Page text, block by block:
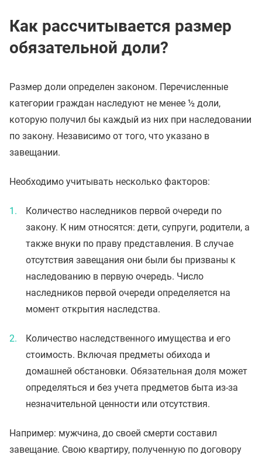
Как рассчитывается размер
обязательной доли?
Размер доли определен законом. Перечисленные
категории граждан наследуют не менее ½ доли,
которую получил бы каждый из них при наследовании
по закону. Независимо от того, что указано в
завещании.
Необходимо учитывать несколько факторов:
Количество наследников первой очереди по
закону. К ним относятся: дети, супруги, родители, а
также внуки по праву представления. В случае
отсутствия завещания они были бы призваны к
наследованию в первую очередь. Число
наследников первой очереди определяется на
момент открытия наследства.
Количество наследственного имущества и его
стоимость. Включая предметы обихода и
домашней обстановки. Обязательная доля может
определяться и без учета предметов быта из-за
незначительной ценности или отсутствия.
Например: мужчина, до своей смерти составил
завещание. Свою квартиру, полученную по договору